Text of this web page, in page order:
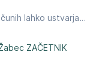
Največja razlika je to, da pri reseller računih lahko ustvarjate svoje uporabnike in dodeljujete prostor uporabnikom ni pa nujno.
ZAČETNIK